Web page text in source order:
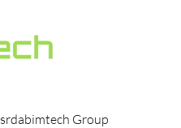
srdabimtech Group